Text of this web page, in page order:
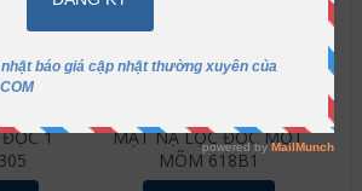
1
MẶT NẠ LỌC ĐỘC MỘT
MÕM 618B1